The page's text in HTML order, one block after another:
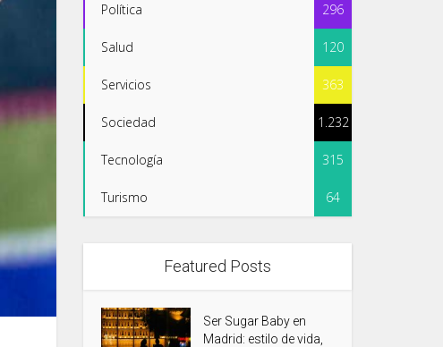
Política 296
Salud 120
Servicios 363
Sociedad 1.232
Tecnología 315
Turismo 64
Featured Posts
Ser Sugar Baby en
Madrid: estilo de vida,